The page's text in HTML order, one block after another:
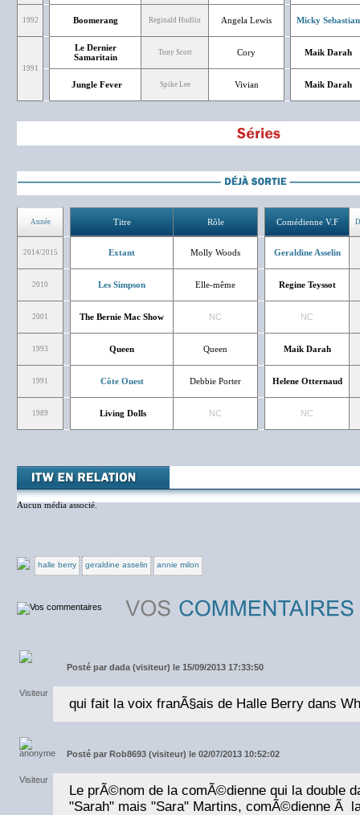
1992 Boomerang Reginald Hudlin Angela Lewis Micky Sebastian
1991
Le Dernier
Samaritain
Tony Scott Cory Maik Darah
Jungle Fever Spike Lee Vivian Maik Darah
Année Titre Rôle Comédienne V.F
2014/2015 Extant Molly Woods Geraldine Asselin
2010 Les Simpson Elle-même Regine Teyssot
2001 The Bernie Mac Show NC NC
1993 Queen Queen Maik Darah
1991 Côte Ouest Debbie Porter Helene Otternaud
1989 Living Dolls NC NC
Aucun média associé.
halle berry geraldine asselin annie milon
Posté par dada (visiteur) le 15/09/2013 17:33:50
qui fait la voix franÃ§ais de Halle Berry dans
Posté par Rob8693 (visiteur) le 02/07/2013 10:52:02
Le prÃ©nom de la comÃ©dienne qui la double
"Sarah" mais "Sara" Martins, comÃ©dienne Ã